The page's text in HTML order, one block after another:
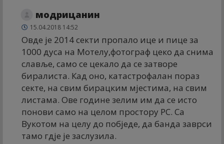
модрицанин
15.04.2018 14:52
Овде је 2014 секти пропало ице и пице за
1000 дуса на Мотелу,фотограф цеко да снима
славље, само се цекало да се затворе
биралиста. Кад оно, катастрофалан пораз
секте, на свим бирацким мјестима, на свим
листама. Ове године зелим им да се исто
понови само на целом простору РС. Са
Вукотом на целу до побједе, да банда заврси
тамо гдје је заслузила.